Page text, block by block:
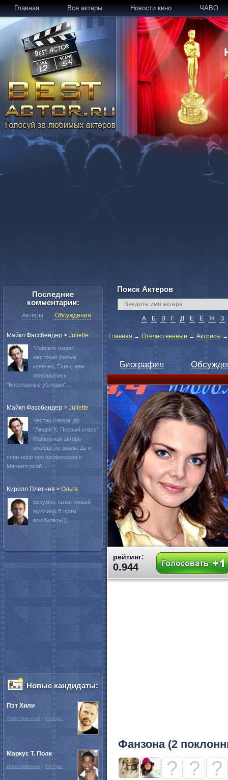
Главная Все актеры Новости кино ЧАВО
Поиск Актеров
А Б В Г Д Е Ё Ж З
Главная → Отечественные → Актрисы
Биография
рейтинг:
0.944
Фанзона (2
? ? ?
Последние
комментарии:
Актёры Обсуждения
Майкл Фассбендер > Juliette
"Райское озеро"
жестокий фильм
конечно. Еще с ним
понравились
"Бесславные ублюдки"...
Майкл Фассбендер > Juliette
Честно говоря, до
"Людей Х: Первый класс"
Майкла как актера
вообще не знала. Да и
спин-офф про профессора и
Магнито особ...
Кирилл Плетнев > Oльга
Безумно талантливый
мужчина.Я прям
влюбилась)))
Новые кандидаты:
Пэт Хили
Иностранные / Актёры
Маркус Т. Полк
Иностранные / Актёры